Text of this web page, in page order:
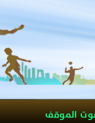
الموقف